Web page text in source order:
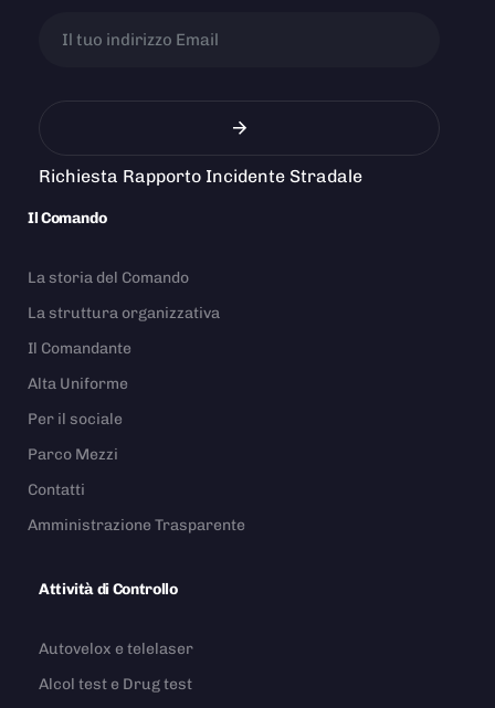
Richiesta Rapporto Incidente Stradale
Il Comando
La storia del Comando
La struttura organizzativa
Il Comandante
Alta Uniforme
Per il sociale
Parco Mezzi
Contatti
Amministrazione Trasparente
Attività di Controllo
Autovelox e telelaser
Alcol test e Drug test